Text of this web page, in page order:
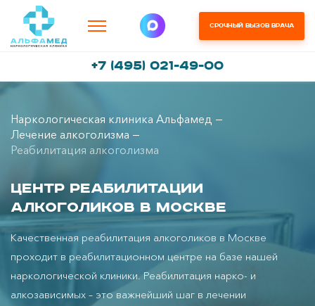
Срочный вызов врача
+7 (495) 021-49-00
Наркологическая клиника Альфамед
Лечение алкоголизма
Реабилитация алкоголизма
Центр реабилитации
алкоголиков в Москве
Качественная реабилитация алкоголиков в Москве
проходит в реабилитационном центре на базе нашей
наркологической клиники. Реабилитация нарко- и
алкозависимых – это важнейший шаг в лечении